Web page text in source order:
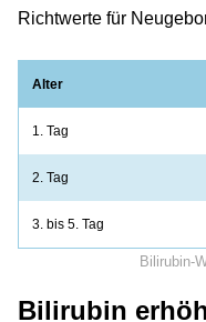
Richtwerte für
Bilirubin-
Alter
1. Tag
2. Tag
3. bis 5. Tag
Bilirubin